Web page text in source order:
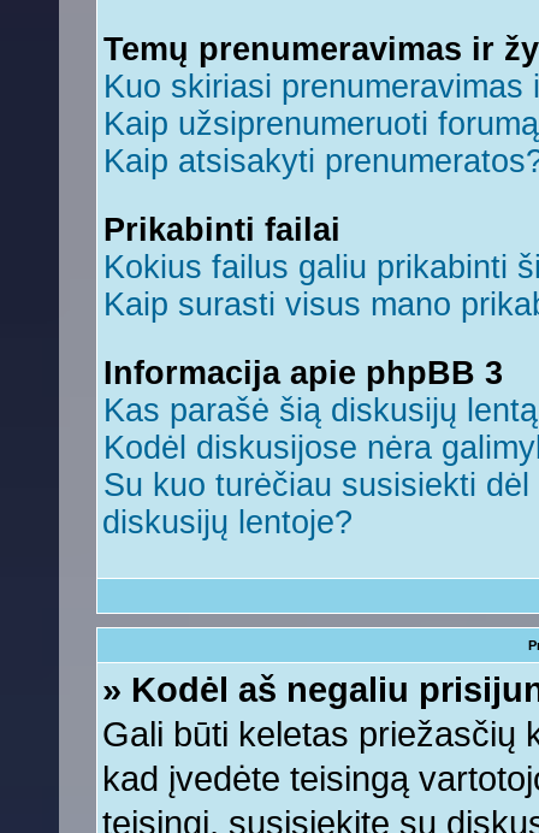
Temų prenumeravimas ir
Kuo skiriasi prenumeravimas
Kaip užsiprenumeruoti
Kaip atsisakyti
Prikabinti failai
Kokius failus galiu prikabinti
Kaip surasti visus mano
Informacija apie phpBB 3
Kas parašė šią diskusijų
Kodėl diskusijose nėra
Su kuo turėčiau susisiekti
diskusijų lentoje?
» Kodėl aš negaliu
Gali būti keletas priežasčių
kad įvedėte teisingą
teisingi, susisiekite su